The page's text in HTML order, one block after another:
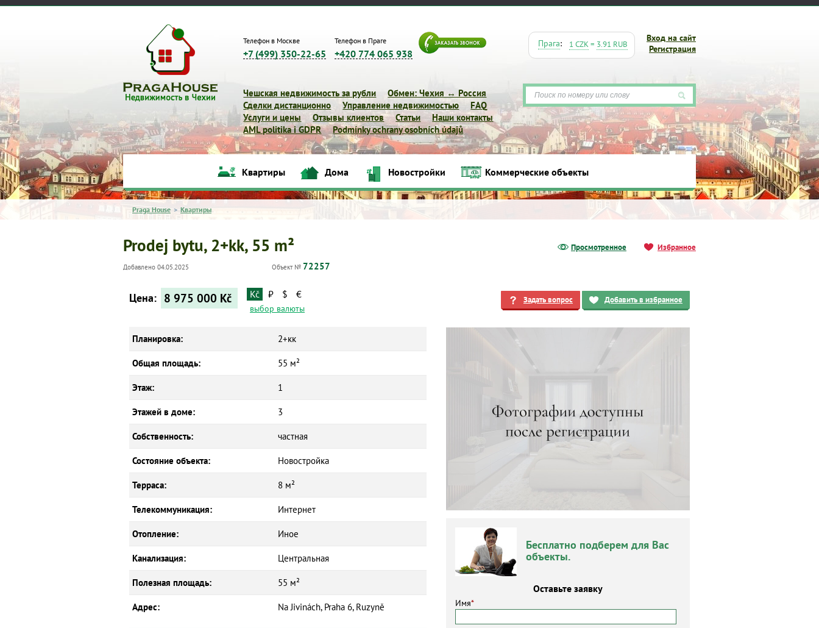
Телефон в Москве
+7 (499) 350-22-65
Телефон в Праге
+420 774 065 938
Вход на сайт
Регистрация
Прага: 1 CZK= 3.91 RUB
Чешская недвижимость за рубли
Обмен: Чехия ↔ Россия
Сделки дистанционно
Управление недвижимостью
FAQ
Услуги и цены
Отзывы клиентов Статьи
Наши контакты
AML politika i GDPR
Podmínky ochrany osobních údajů
Квартиры Дома Новостройки Коммерческие объекты
Квартиры Дома Новостройки Коммерческие объекты
Praga House > Квартиры
Просмотренное Избранное
Prodej bytu, 2+kk, 55 m²
Добавлено 04.05.2025 Объект № 72257
Задать вопрос Добавить в избранное
Бесплатно подберем для Вас
объекты.
Оставьте заявку
Имя*
Цена: 8 975 000 Kč Kč ₽ $ €
выбор валюты
Планировка: 2+кк
Общая площадь: 55 м²
Этаж: 1
Этажей в доме: 3
Собственность: частная
Состояние объекта: Новостройка
Терраса: 8 м²
Телекоммуникация: Интернет
Отопление: Иное
Канализация: Центральная
Полезная площадь: 55 м²
Адрес: Na Jivinách, Praha 6, Ruzyně